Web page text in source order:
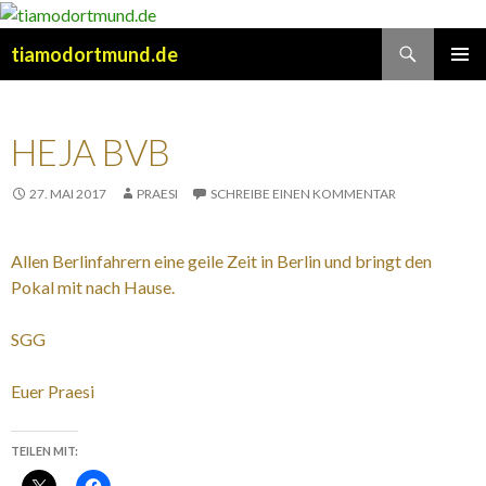
tiamodortmund.de
HEJA BVB
27. MAI 2017 PRAESI SCHREIBE EINEN KOMMENTAR
Allen Berlinfahrern eine geile Zeit in Berlin und bringt den
Pokal mit nach Hause.
SGG
Euer Praesi
TEILEN MIT: